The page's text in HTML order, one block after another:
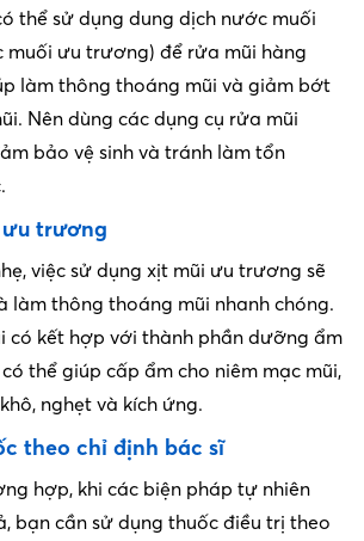
thể sử dụng dung dịch nước muối
muối ưu trương) để rửa mũi hàng
làm thông thoáng mũi và giảm bớt
Nên dùng các dụng cụ rửa mũi
bảo vệ sinh và tránh làm tổn
ưu trương
việc sử dụng xịt mũi ưu trương sẽ
làm thông thoáng mũi nhanh chóng.
có kết hợp với thành phần dưỡng ẩm
thể giúp cấp ẩm cho niêm mạc mũi,
nghẹt và kích ứng.
theo chỉ định bác sĩ
hợp, khi các biện pháp tự nhiên
bạn cần sử dụng thuốc điều trị theo